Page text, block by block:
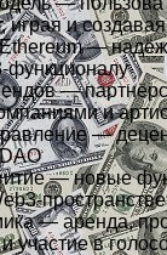
играя и создавая
—
функционалу
—
и
—
— новые
пространстве
— аренда,
участие в